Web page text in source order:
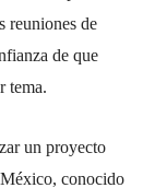
reuniones de
de que
tema.
un proyecto
conocido